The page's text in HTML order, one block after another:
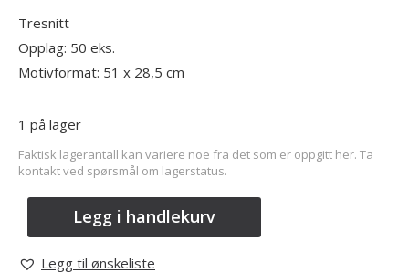
Tresnitt
Opplag: 50 eks.
Motivformat: 51 x 28,5 cm
1 på lager
Faktisk lagerantall kan variere noe fra det som er oppgitt her. Ta
kontakt ved spørsmål om lagerstatus.
Legg i handlekurv
Legg til ønskeliste